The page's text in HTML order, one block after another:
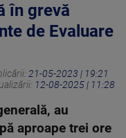
în grevă
de Evaluare
21-05-2023 | 19:21
12-08-2025 | 11:28
au
aproape trei ore